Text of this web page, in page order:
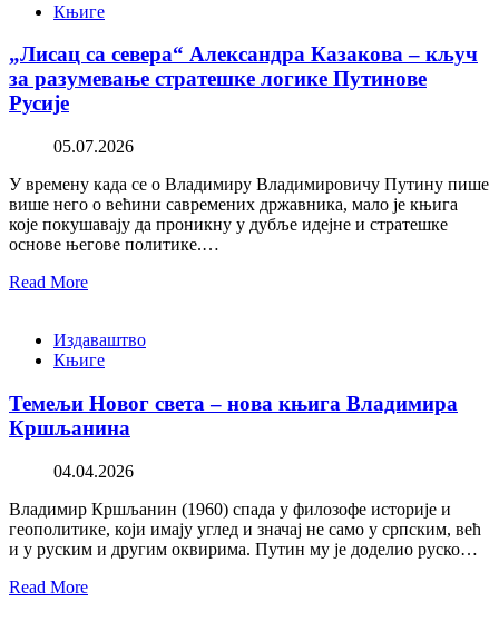
Књиге
„Лисац са севера“ Александра Казакова – кључ
за разумевање стратешке логике Путинове
Русије
05.07.2026
У времену када се о Владимиру Владимировичу Путину пише
више него о већини савремених државника, мало је књига
које покушавају да проникну у дубље идејне и стратешке
основе његове политике.…
Read More
Издаваштво
Књиге
Темељи Новог света – нова књига Владимира
Кршљанина
04.04.2026
Владимир Кршљанин (1960) спада у филозофе историје и
геополитике, који имају углед и значај не само у српским, већ
и у руским и другим оквирима. Путин му је доделио руско…
Read More